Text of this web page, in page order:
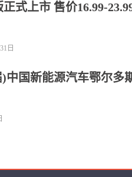
式上市 售价16.99-
日
)中国新能源汽车鄂尔多